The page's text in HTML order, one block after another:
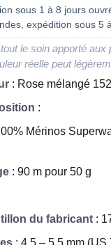
sous 1 à 8 jours
expédition sous 5
le soin apporté aux
réelle peut
: Rose mélangé
:
Mérinos
: 90 m pour 50 g
du fabricant :
: 4,5 – 5,5 mm (US